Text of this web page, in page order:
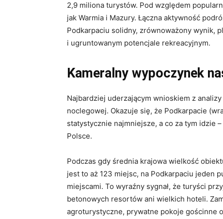
2,9 miliona turystów. Pod względem
jak Warmia i Mazury. Łączna aktywność
Podkarpaciu solidny, zrównoważony wynik,
i ugruntowanym potencjale rekreacyjnym.
Kameralny wypoczynek
Najbardziej uderzającym wnioskiem z
noclegowej. Okazuje się, że Podkarpacie
statystycznie najmniejsze, a co za tym idzie
Polsce.
Podczas gdy średnia krajowa wielkość
jest to aż 123 miejsc, na Podkarpaciu jeden
miejscami. To wyraźny sygnał, że turyści
betonowych resortów ani wielkich hoteli.
agroturystyczne, prywatne pokoje gościnne